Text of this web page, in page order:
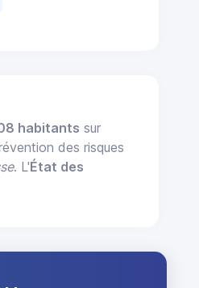
habitants sur
des risques
. L'État des